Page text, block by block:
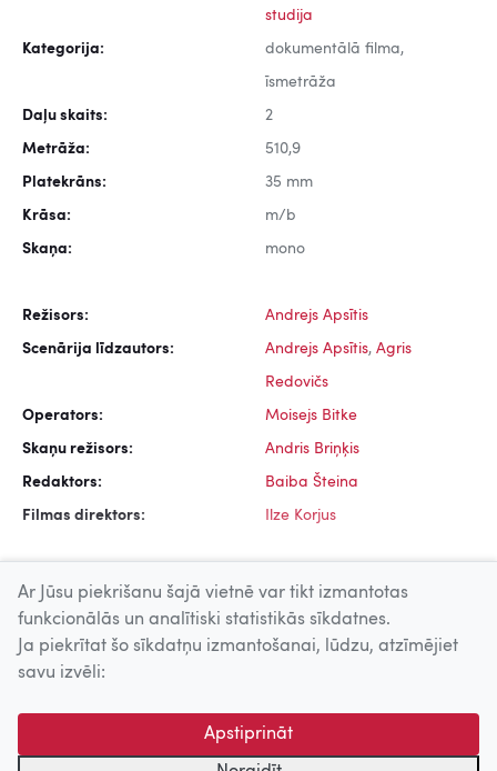
studija
Kategorija: dokumentālā filma,
īsmetrāža
Daļu skaits: 2
Metrāža: 510,9
Platekrāns: 35 mm
Krāsa: m/b
Skaņa: mono
Režisors: Andrejs Apsītis
Scenārija līdzautors: Andrejs Apsītis, Agris
Redovičs
Operators: Moisejs Bitke
Skaņu režisors: Andris Briņķis
Redaktors: Baiba Šteina
Filmas direktors: Ilze Korjus
Uz augšu
© 2026 Nacionālais Kino centrs, Kultūras informācijas sistēmu
centrs. Sadarbības partneris: Latvijas Valsts
kinofotofonodokumentu arhīvs.
Ar Jūsu piekrišanu šajā vietnē var tikt izmantotas
funkcionālās un analītiski statistikās sīkdatnes.
Ja piekrītat šo sīkdatņu izmantošanai, lūdzu, atzīmējiet
savu izvēli:
Apstiprināt